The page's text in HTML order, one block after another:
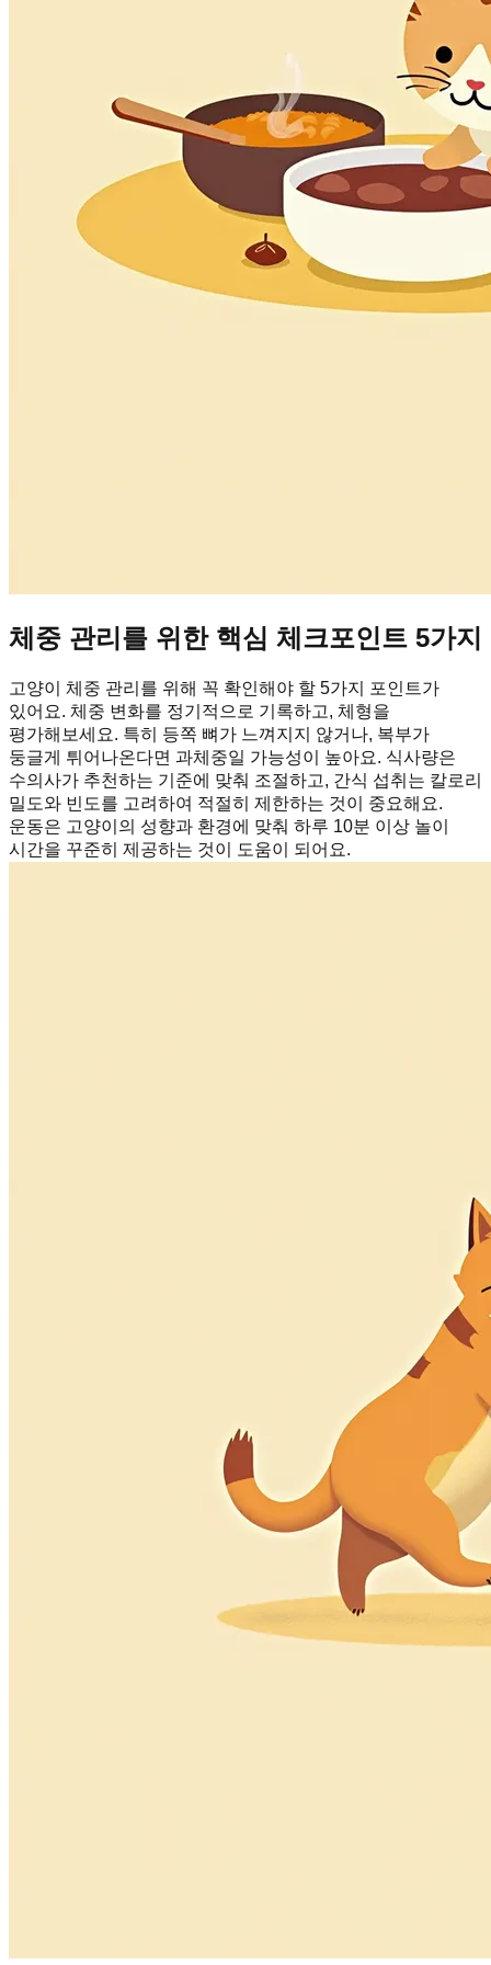
체중 관리를 위한 핵심 체크포인트 5가지
고양이 체중 관리를 위해 꼭 확인해야 할 5가지 포인트가
있어요. 체중 변화를 정기적으로 기록하고, 체형을
평가해보세요. 특히 등쪽 뼈가 느껴지지 않거나, 복부가
둥글게 튀어나온다면 과체중일 가능성이 높아요. 식사량은
수의사가 추천하는 기준에 맞춰 조절하고, 간식 섭취는 칼로리
밀도와 빈도를 고려하여 적절히 제한하는 것이 중요해요.
운동은 고양이의 성향과 환경에 맞춰 하루 10분 이상 놀이
시간을 꾸준히 제공하는 것이 도움이 되어요.